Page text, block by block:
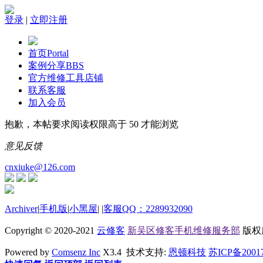
登录 | 立即注册
首页Portal
案例分享BBS
官方维修工具店铺
联系客服
加入会员
抱歉，本帖要求阅读权限高于 50 才能浏览
意见反馈
cnxiuke@126.com
Archiver|手机版|小黑屋| |客服QQ：2289932090
Copyright © 2020-2021 云修客 新吴区修客手机维修服务部 版权
Powered by Comsenz Inc X3.4 技术支持: 恩顿科技 苏ICP备